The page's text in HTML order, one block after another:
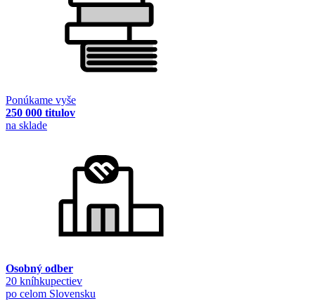
Ponúkame vyše
250 000 titulov
na sklade
Osobný odber
20 kníhkupectiev
po celom Slovensku